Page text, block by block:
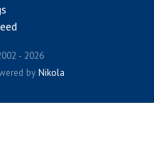
- 2026
by Nikola